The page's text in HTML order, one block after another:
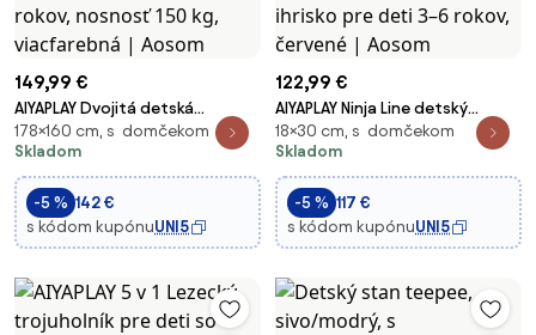
149,99 €
AIYAPLAY Dvojitá detská
hojdačka – vonkajšie ihrisko s
nastaviteľnými lanami, kovový
rám, 3–8 rokov, nosnosť 150 kg,
viacfarebná | Aosom
178×160 cm, s domčekom
Skladom
-5 % 142 €
s kódom kupónuUNI5
122,99 €
AIYAPLAY Ninja Line detský
slackline set 10 m — kruhy,
hojdačka, rebrík a lezecká sieť
— vonkajšie ihrisko pre deti 3–
6 rokov, červené | Aosom
18×30 cm, s domčekom
Skladom
-5 % 117 €
s kódom kupónuUNI5